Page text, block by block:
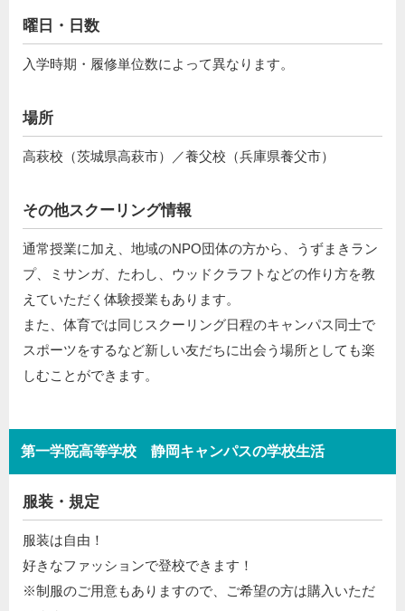
曜日・日数
入学時期・履修単位数によって異なります。
場所
高萩校（茨城県高萩市）／養父校（兵庫県養父市）
その他スクーリング情報
通常授業に加え、地域のNPO団体の方から、うずまきラン
プ、ミサンガ、たわし、ウッドクラフトなどの作り方を教
えていただく体験授業もあります。
また、体育では同じスクーリング日程のキャンパス同士で
スポーツをするなど新しい友だちに出会う場所としても楽
しむことができます。
第一学院高等学校 静岡キャンパスの学校生活
服装・規定
服装は自由！
好きなファッションで登校できます！
※制服のご用意もありますので、ご希望の方は購入いただ